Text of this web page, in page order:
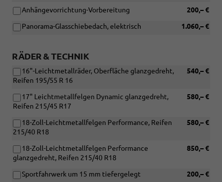
und
Werkzeugsatz
200,– €
Anhängevorrichtung-Vorbereitung
1.060,– €
Panorama-Glasschiebedach, elektrisch
RÄDER & TECHNIK
540,– €
16"-Leichtmetallräder, Oberfläche glanzgedreht,
Reifen 195/55 R 16
580,– €
17" Leichtmetallfelgen Dynamic glanzgedreht,
Reifen 215/45 R17
580,– €
18-Zoll-Leichtmetallfelgen Performance, Reifen
215/40 R18
850,– €
18-Zoll-Leichtmetallfelgen Performance
glanzgedreht, Reifen 215/40 R18
200,– €
Sportfahrwerk um 15 mm tiefergelegt